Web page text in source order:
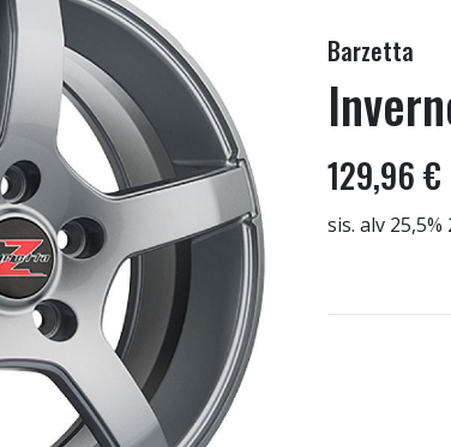
Barzetta
129,96 €
sis. alv 25,5%